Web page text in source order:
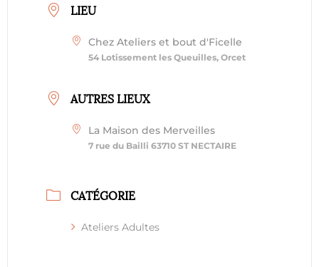
LIEU
Chez Ateliers et bout d'Ficelle
54 Lotissement les Queuilles, Orcet
AUTRES LIEUX
La Maison des Merveilles
7 rue du Bailli 63710 ST NECTAIRE
CATÉGORIE
Ateliers Adultes